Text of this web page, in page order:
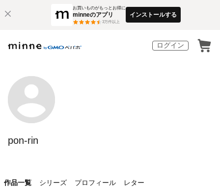
お買いものがもっとお得に
minneのアプリ
3万件以上
インストールする
ログイン
pon-rin
作品一覧 シリーズ プロフィール レター